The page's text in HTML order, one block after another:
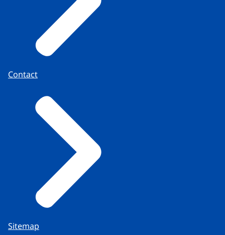
Contact
Sitemap